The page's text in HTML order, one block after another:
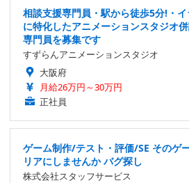
相談支援専門員・駅から徒歩5分!・
に特化したアニメーションスタジオ
専門員を募集です
すずらんアニメーションスタジオ
大阪府
月給26万円～30万円
正社員
ゲーム制作/テスト・評価/SE そのゲ
リアにしませんか バグ探し
株式会社スタッフサービス